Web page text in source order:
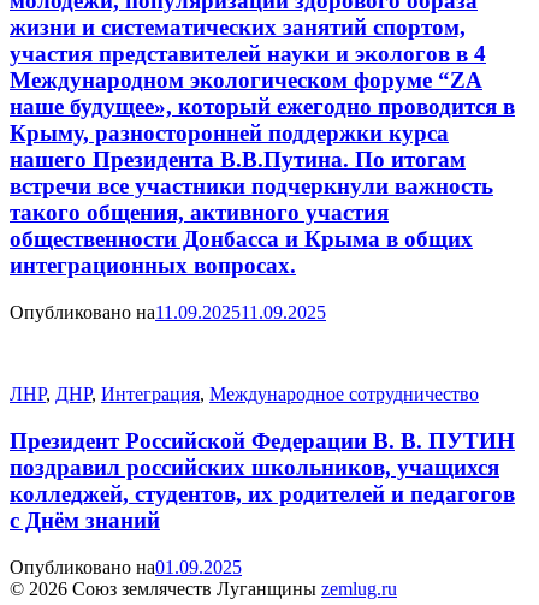
жизни и систематических занятий спортом,
участия представителей науки и экологов в 4
Международном экологическом форуме “ZA
наше будущее», который ежегодно проводится в
Крыму, разносторонней поддержки курса
нашего Президента В.В.Путина. По итогам
встречи все участники подчеркнули важность
такого общения, активного участия
общественности Донбасса и Крыма в общих
интеграционных вопросах.
Опубликовано на11.09.202511.09.2025
ЛНР, ДНР, Интеграция, Международное сотрудничество
Президент Российской Федерации В. В. ПУТИН
поздравил российских школьников, учащихся
колледжей, студентов, их родителей и педагогов
с Днём знаний
Опубликовано на01.09.2025
© 2026 Союз землячеств Луганщины zemlug.ru